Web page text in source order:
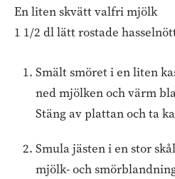
En liten skvätt valfri mjölk
1 1/2 dl lätt rostade
Smält smöret i en liten
ned mjölken och värm
Stäng av plattan och ta
Smula jästen i en stor
mjölk- och